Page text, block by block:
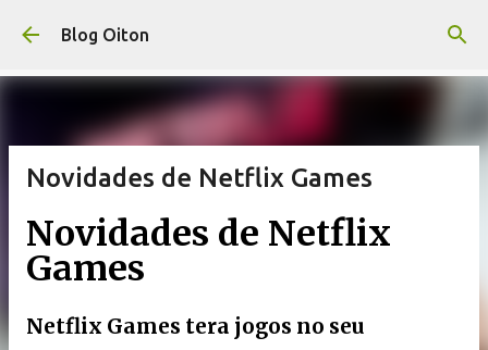
Pular para o conteúdo principal
Blog Oiton
Novidades de Netflix Games
Novidades de Netflix
Games
Netflix Games tera jogos no seu